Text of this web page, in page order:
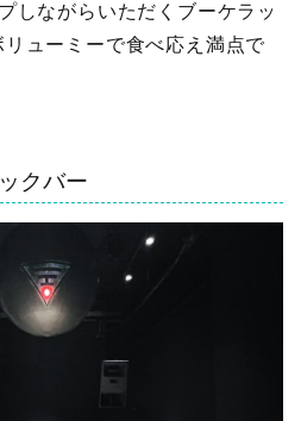
しながらいただくブーケラッ
ューミーで食べ応え満点で
クバー